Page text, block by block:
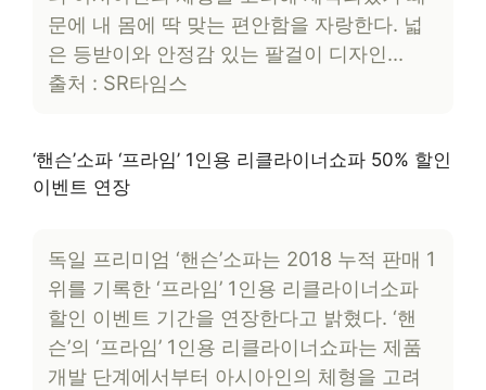
문에 내 몸에 딱 맞는 편안함을 자랑한다. 넓
은 등받이와 안정감 있는 팔걸이 디자인…
출처 : SR타임스
‘핸슨’소파 ‘프라임’ 1인용 리클라이너쇼파 50% 할인
이벤트 연장
독일 프리미엄 ‘핸슨’소파는 2018 누적 판매 1
위를 기록한 ‘프라임’ 1인용 리클라이너소파
할인 이벤트 기간을 연장한다고 밝혔다. ‘핸
슨’의 ‘프라임’ 1인용 리클라이너쇼파는 제품
개발 단계에서부터 아시아인의 체형을 고려